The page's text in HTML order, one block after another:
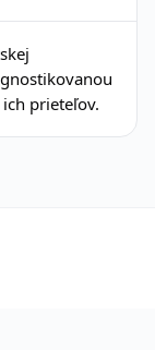
prieteľov.